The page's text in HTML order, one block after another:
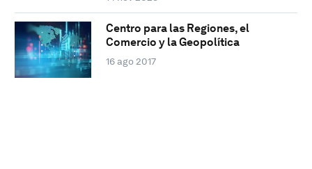
Centro para las Regiones, el
Comercio y la Geopolítica
16 ago 2017